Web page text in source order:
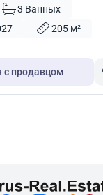
3 Ванных
205 м²
с продавцом